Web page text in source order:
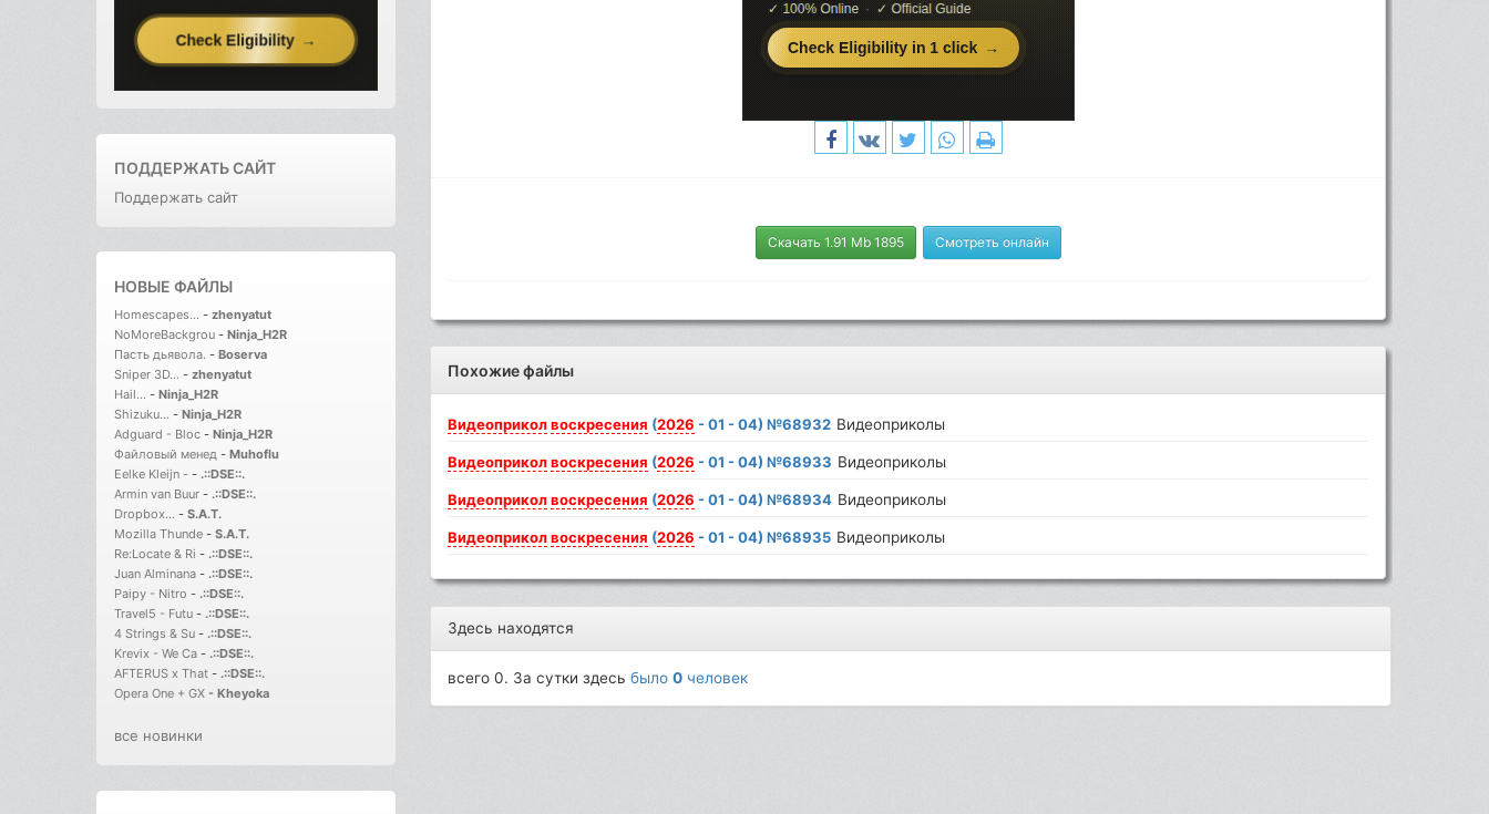
ПОДДЕРЖАТЬ САЙТ
Поддержать сайт
НОВЫЕ ФАЙЛЫ
Homescapes... - zhenyatut
NoMoreBackgrou - Ninja_H2R
Пасть дьявола. - Boserva
Sniper 3D... - zhenyatut
Hail... - Ninja_H2R
Shizuku... - Ninja_H2R
Adguard - Bloc - Ninja_H2R
Файловый менед - Muhoflu
Eelke Kleijn - - .::DSE::.
Armin van Buur - .::DSE::.
Dropbox... - S.A.T.
Mozilla Thunde - S.A.T.
Re:Locate & Ri - .::DSE::.
Juan Alminana - .::DSE::.
Paipy - Nitro - .::DSE::.
Travel5 - Futu - .::DSE::.
4 Strings & Su - .::DSE::.
Krevix - We Ca - .::DSE::.
AFTERUS x That - .::DSE::.
Opera One + GX - Kheyoka
все новинки
Скачать 1.91 Mb 1895 Смотреть онлайн
Похожие файлы
Видеоприколвоскресения (2026 - 01 - 04) №68932 Видеоприколы
Видеоприколвоскресения (2026 - 01 - 04) №68933 Видеоприколы
Видеоприколвоскресения (2026 - 01 - 04) №68934 Видеоприколы
Видеоприколвоскресения (2026 - 01 - 04) №68935 Видеоприколы
Здесь находятся
всего 0. За сутки здесьбыло0 человек